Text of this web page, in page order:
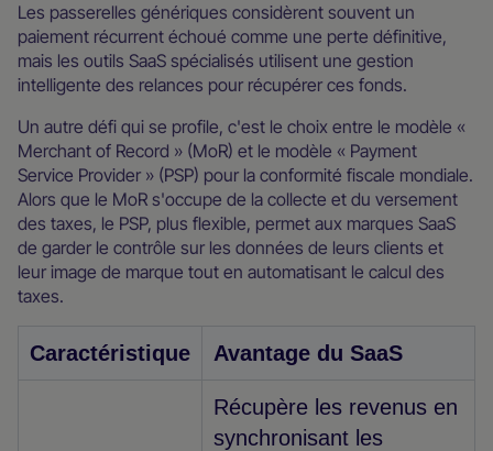
Les passerelles génériques considèrent souvent un
paiement récurrent échoué comme une perte définitive,
mais les outils SaaS spécialisés utilisent une gestion
intelligente des relances pour récupérer ces fonds.
Un autre défi qui se profile, c'est le choix entre le modèle «
Merchant of Record » (MoR) et le modèle « Payment
Service Provider » (PSP) pour la conformité fiscale mondiale.
Alors que le MoR s'occupe de la collecte et du versement
des taxes, le PSP, plus flexible, permet aux marques SaaS
de garder le contrôle sur les données de leurs clients et
leur image de marque tout en automatisant le calcul des
taxes.
Caractéristique Avantage du SaaS
Récupère les revenus en
synchronisant les